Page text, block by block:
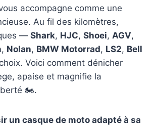
accompagne comme une
Au fil des kilomètres,
— Shark, HJC, Shoei, AGV,
, Nolan, BMW Motorrad, LS2, Bell
Voici comment dénicher
apaise et magnifie la
🏍️.
un casque de moto adapté à sa